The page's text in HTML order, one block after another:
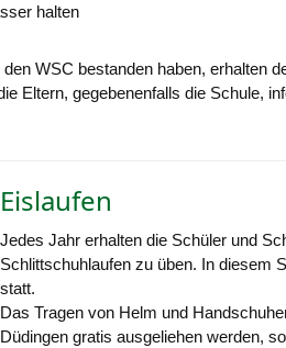
halten
WSC bestanden haben, erhalten
Eltern, gegebenenfalls die Schule,
Eislaufen
Jedes Jahr erhalten die Schüler und
Schlittschuhlaufen zu üben. In diesem
statt.
Das Tragen von Helm und
Düdingen gratis ausgeliehen werden,